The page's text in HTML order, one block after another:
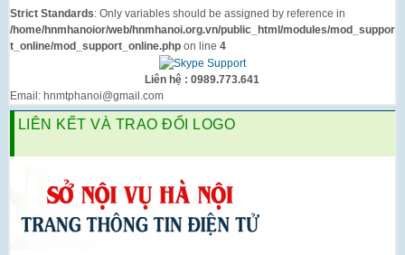
Strict Standards: Only variables should be assigned by reference in
/home/hnmhanoior/web/hnmhanoi.org.vn/public_html/modules/mod_suppor
t_online/mod_support_online.phpon line 4
Liên hệ : 0989.773.641
Email: hnmtphanoi@gmail.com
LIÊN KẾT VÀ TRAO ĐỔI LOGO